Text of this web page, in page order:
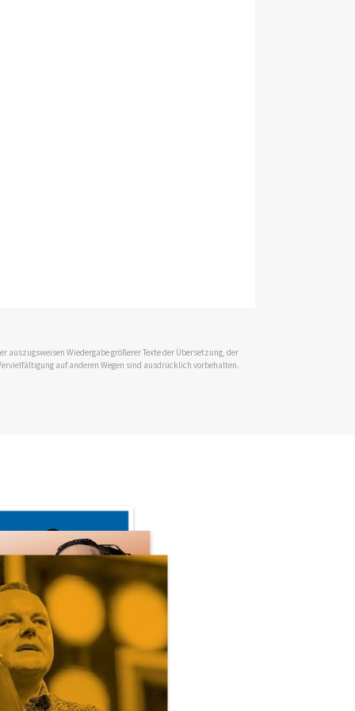
auszugsweisen Wiedergabe größerer Texte der Übersetzung, der
auf anderen Wegen sind ausdrücklich vorbehalten.